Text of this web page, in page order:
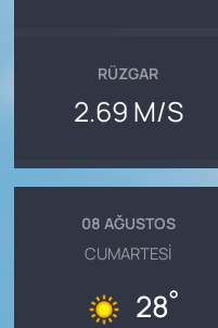
RÜZGAR
2.69 M/S
08 AĞUSTOS
CUMARTESI
28°